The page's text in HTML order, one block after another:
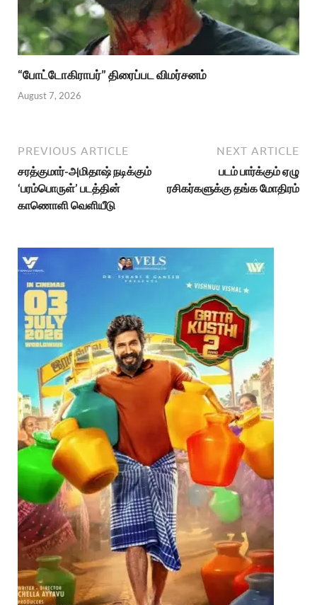
“போட்டோகிராபர்” திரைப்பட விமர்சனம்
August 7, 2026
PREVIOUS ARTICLE
சரத்குமார்‍‍-அமிதாஷ் நடிக்கும்
‘பரம்பொருள்’ படத்தின்
காணொளி வெளியீடு
NEXT ARTICLE
படம் பார்க்கும் ஏழு
ரசிகர்களுக்கு தங்க மோதிரம்